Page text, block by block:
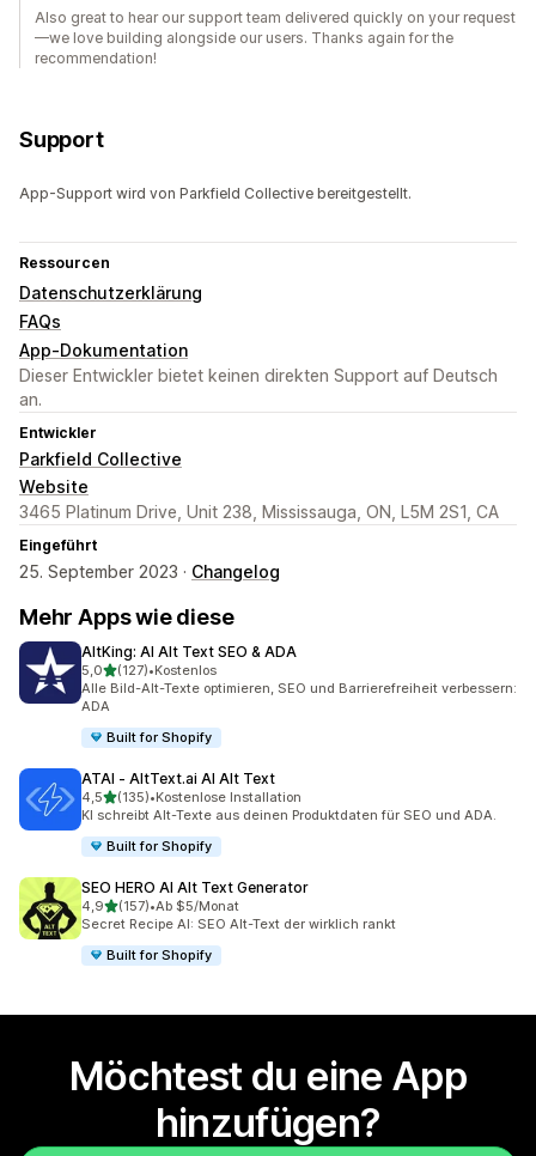
Also great to hear our support team delivered quickly on your request
—we love building alongside our users. Thanks again for the
recommendation!
Support
App-Support wird von Parkfield Collective bereitgestellt.
Ressourcen
Datenschutzerklärung
FAQs
App-Dokumentation
Dieser Entwickler bietet keinen direkten Support auf Deutsch
an.
Entwickler
Parkfield Collective
Website
3465 Platinum Drive, Unit 238, Mississauga, ON, L5M 2S1, CA
Eingeführt
25. September 2023 · Changelog
Mehr Apps wie diese
AltKing: AI Alt Text SEO & ADA
5,0von 5 Sternen
(127)
127 Rezensionen insgesamt
•Kostenlos
Alle Bild-Alt-Texte optimieren, SEO und Barrierefreiheit verbessern:
ADA
Built for Shopify
ATAI ‑ AltText.ai AI Alt Text
4,5von 5 Sternen
(135)
135 Rezensionen insgesamt
•Kostenlose Installation
KI schreibt Alt-Texte aus deinen Produktdaten für SEO und ADA.
Built for Shopify
SEO HERO AI Alt Text Generator
4,9von 5 Sternen
(157)
157 Rezensionen insgesamt
•Ab $5/Monat
Secret Recipe AI: SEO Alt-Text der wirklich rankt
Built for Shopify
Möchtest du eine App
hinzufügen?